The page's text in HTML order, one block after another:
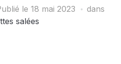
le 18 mai 2023
dans
salées